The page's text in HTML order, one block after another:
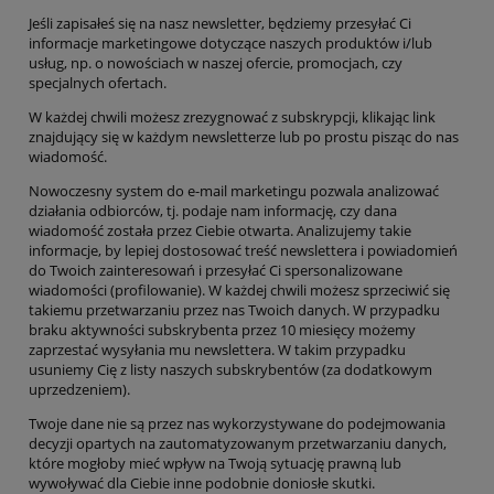
Jeśli zapisałeś się na nasz newsletter, będziemy przesyłać Ci
informacje marketingowe dotyczące naszych produktów i/lub
usług, np. o nowościach w naszej ofercie, promocjach, czy
specjalnych ofertach.
W każdej chwili możesz zrezygnować z subskrypcji, klikając link
znajdujący się w każdym newsletterze lub po prostu pisząc do nas
wiadomość.
Nowoczesny system do e-mail marketingu pozwala analizować
działania odbiorców, tj. podaje nam informację, czy dana
wiadomość została przez Ciebie otwarta. Analizujemy takie
informacje, by lepiej dostosować treść newslettera i powiadomień
do Twoich zainteresowań i przesyłać Ci spersonalizowane
wiadomości (profilowanie). W każdej chwili możesz sprzeciwić się
takiemu przetwarzaniu przez nas Twoich danych. W przypadku
braku aktywności subskrybenta przez 10 miesięcy możemy
zaprzestać wysyłania mu newslettera. W takim przypadku
usuniemy Cię z listy naszych subskrybentów (za dodatkowym
uprzedzeniem).
Twoje dane nie są przez nas wykorzystywane do podejmowania
decyzji opartych na zautomatyzowanym przetwarzaniu danych,
które mogłoby mieć wpływ na Twoją sytuację prawną lub
wywoływać dla Ciebie inne podobnie doniosłe skutki.